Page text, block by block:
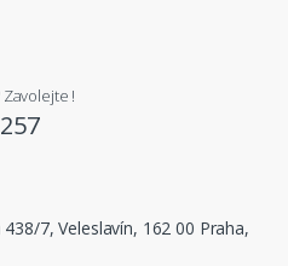
!
7, Veleslavín, 162 00 Praha,